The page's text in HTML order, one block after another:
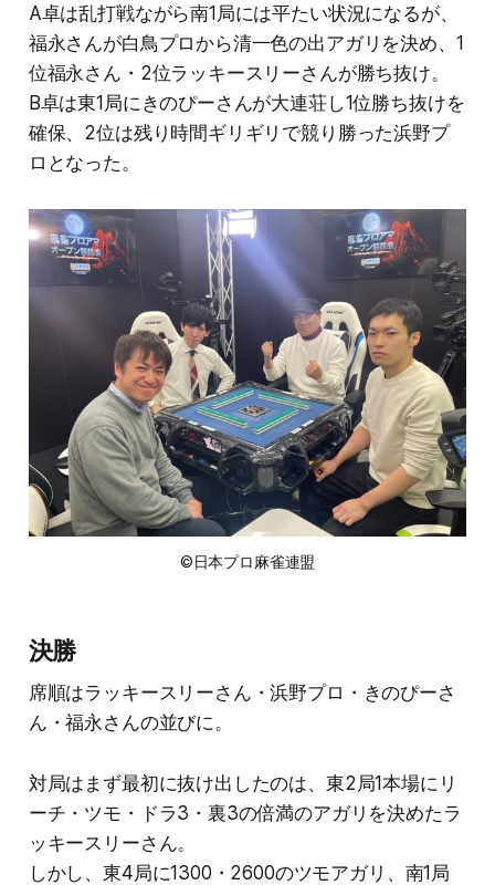
A卓は乱打戦ながら南1局には平たい状況になるが、
福永さんが白鳥プロから清一色の出アガリを決め、1
位福永さん・2位ラッキースリーさんが勝ち抜け。
B卓は東1局にきのぴーさんが大連荘し1位勝ち抜けを
確保、2位は残り時間ギリギリで競り勝った浜野プ
ロとなった。
©日本プロ麻雀連盟
決勝
席順はラッキースリーさん・浜野プロ・きのぴーさ
ん・福永さんの並びに。
対局はまず最初に抜け出したのは、東2局1本場にリ
ーチ・ツモ・ドラ3・裏3の倍満のアガリを決めたラ
ッキースリーさん。
しかし、東4局に1300・2600のツモアガリ、南1局